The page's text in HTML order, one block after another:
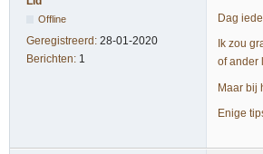
Offline
Geregistreerd: 28-01-2020
Berichten: 1
Dag
Ik zou
of ander
Maar bij
Enige